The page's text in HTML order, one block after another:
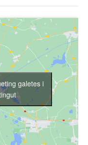
galetes i